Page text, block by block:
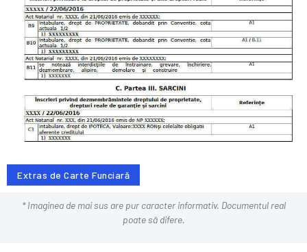
Extras de Carte Funciară
* Imaginea de mai sus are pur caracter informativ. Documentul real
poate să difere.